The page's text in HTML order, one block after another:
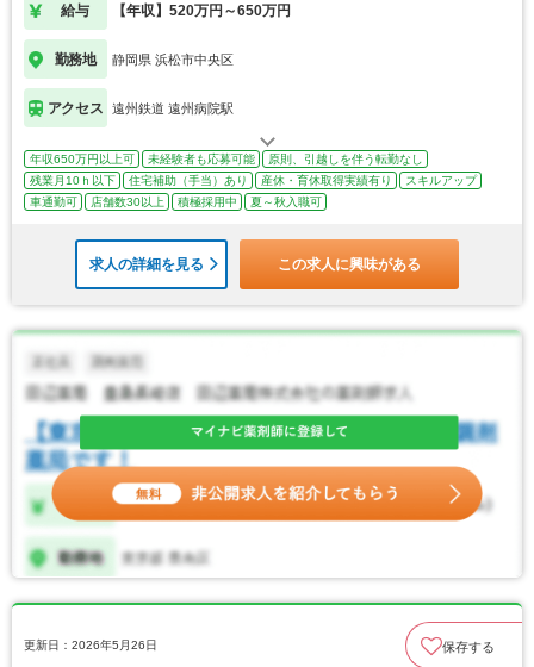
給与 【年収】520万円～650万円
勤務地 静岡県 浜松市中央区
アクセス 遠州鉄道 遠州病院駅
年収650万円以上可 未経験者も応募可能
原則、引越しを伴う転勤なし
残業月10ｈ以下
住宅補助（手当）あり 産休・育休取得実績有り
スキルアップ
車通勤可
店舗数30以上 積極採用中 夏～秋入職可
求人の詳細を見る この求人に興味がある
更新日：2026年5月26日 保存する